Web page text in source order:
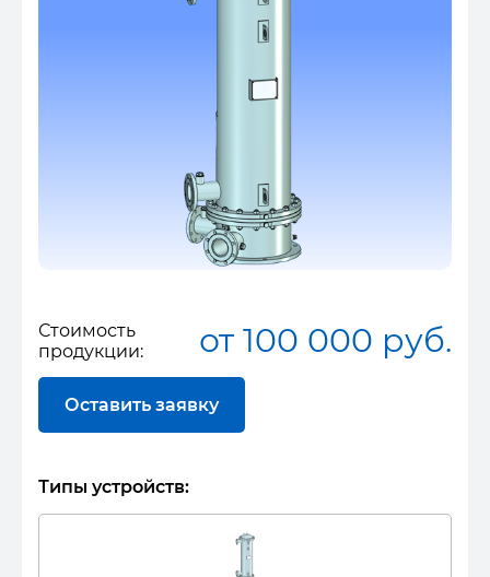
Стоимость
продукции:
от 100 000 руб.
Оставить заявку
Типы устройств: